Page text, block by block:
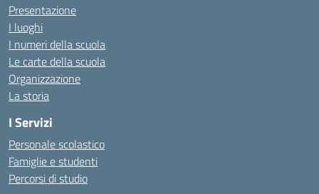
Presentazione
I luoghi
I numeri della scuola
Le carte della scuola
Organizzazione
La storia
I Servizi
Personale scolastico
Famiglie e studenti
Percorsi di studio